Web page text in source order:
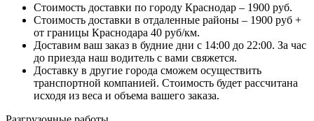
Стоимость доставки по городу Краснодар – 1900 руб.
Стоимость доставки в отдаленные районы – 1900 руб +
от границы Краснодара 40 руб/км.
Доставим ваш заказ в будние дни с 14:00 до 22:00. За час
до приезда наш водитель с вами свяжется.
Доставку в другие города сможем осуществить
транспортной компанией. Стоимость будет рассчитана
исходя из веса и объема вашего заказа.